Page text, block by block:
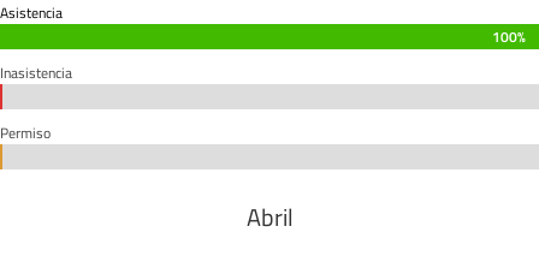
Asistencia
100%
100%
Inasistencia
Permiso
Abril